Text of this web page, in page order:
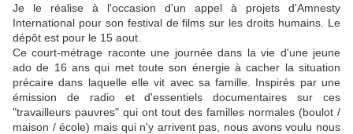
Je le réalise à l'occasion d'un appel à projets d'Amnesty
International pour son festival de films sur les droits humains. Le
dépôt est pour le 15 aout.
Ce court-métrage raconte une journée dans la vie d'une jeune
ado de 16 ans qui met toute son énergie à cacher la situation
précaire dans laquelle elle vit avec sa famille. Inspirés par une
émission de radio et d'essentiels documentaires sur ces
"travailleurs pauvres" qui ont tout des familles normales (boulot /
maison / école) mais qui n'y arrivent pas, nous avons voulu nous